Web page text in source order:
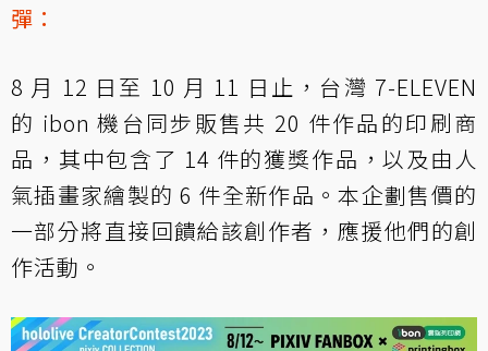
彈：
8 月 12 日至 10 月 11 日止，台灣 7-ELEVEN
的 ibon 機台同步販售共 20 件作品的印刷商
品，其中包含了 14 件的獲獎作品，以及由人
氣插畫家繪製的 6 件全新作品。本企劃售價的
一部分將直接回饋給該創作者，應援他們的創
作活動。